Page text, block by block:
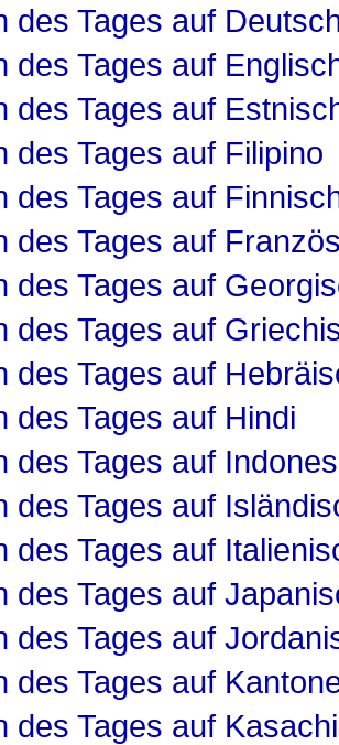
des Tages auf
des Tages auf
des Tages auf
des Tages auf Filipino
des Tages auf
des Tages auf
des Tages auf
des Tages auf
des Tages auf
des Tages auf Hindi
des Tages auf
des Tages auf
des Tages auf
des Tages auf
des Tages auf
des Tages auf
des Tages auf